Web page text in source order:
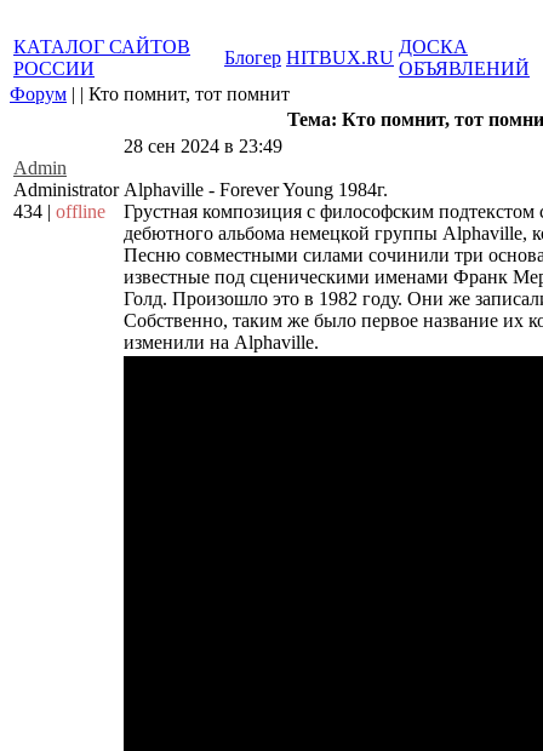
КАТАЛОГ САЙТОВ
РОССИИ
Блогер HITBUX.RU
ДОСКА
ОБЪЯВЛЕНИЙ
Форум | | Кто помнит, тот помнит
Тема: Кто помнит, тот
Admin
Administrator
434 | offline
28 сен 2024 в 23:49
Alphaville - Forever Young 1984г.
Грустная композиция с философским подтекстом
дебютного альбома немецкой группы Alphaville,
Песню совместными силами сочинили три
известные под сценическими именами Франк
Голд. Произошло это в 1982 году. Они же
Собственно, таким же было первое название их
изменили на Alphaville.